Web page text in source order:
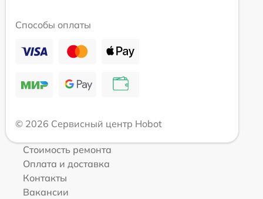
Способы оплаты
© 2026 Сервисный центр Hobot
Стоимость ремонта
Оплата и доставка
Контакты
Вакансии